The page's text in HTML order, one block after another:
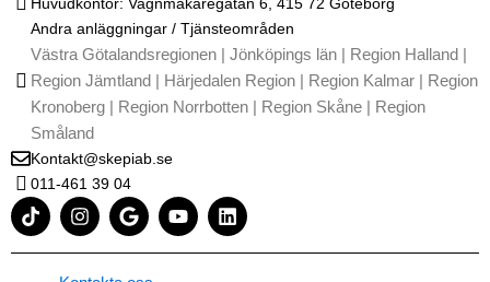
Andra anläggningar / Tjänsteområden
Västra Götalandsregionen | Jönköpings län | Region Halland |
Region Jämtland | Härjedalen Region | Region Kalmar | Region
Kronoberg | Region Norrbotten | Region Skåne | Region
Småland
Kontakt@skepiab.se
011-461 39 04
T
i
k
I
n
s
G
o
o
Y
o
u
L
i
n